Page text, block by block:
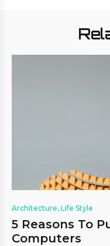
Architecture, Life Style
5 Reasons To
Computers